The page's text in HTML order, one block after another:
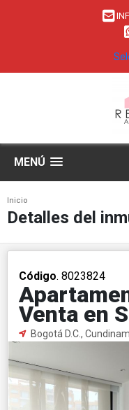
MENÚ
Inicio
Detalles del
Código. 8023824
Venta en
Bogotá D.C.,